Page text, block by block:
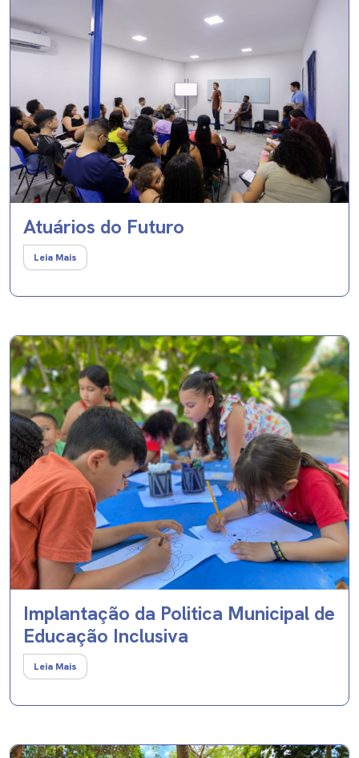
Atuários do Futuro
Leia Mais
Implantação da Politica Municipal de
Educação Inclusiva
Leia Mais